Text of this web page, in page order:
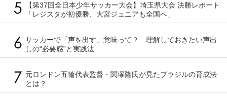
【第37回全日本少年サッカー大会】埼玉県大会 決勝レポート
「レジスタが初優勝、大宮ジュニアも全国へ」
サッカーで「声を出す」意味って？ 理解しておきたい声出
しの“必要感”と実践法
元ロンドン五輪代表監督・関塚隆氏が見たブラジルの育成法
とは？